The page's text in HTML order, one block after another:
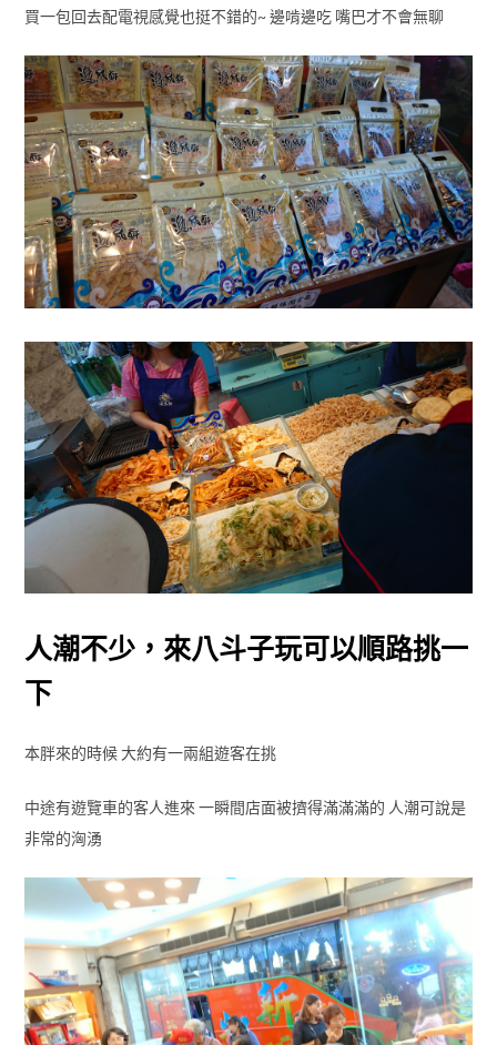
買一包回去配電視感覺也挺不錯的~ 邊啃邊吃 嘴巴才不會無聊
人潮不少，來八斗子玩可以順路挑一
下
本胖來的時候 大約有一兩組遊客在挑
中途有遊覽車的客人進來 一瞬間店面被擠得滿滿滿的 人潮可說是
非常的洶湧